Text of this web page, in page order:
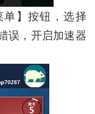
】按钮，选择
误，开启加速器